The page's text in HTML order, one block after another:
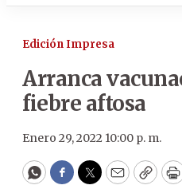
Edición Impresa
Arranca
fiebre aftosa
Enero 29, 2022 10:00 p. m.
WhatsApp
Facebook
Twitter
EmailCopy